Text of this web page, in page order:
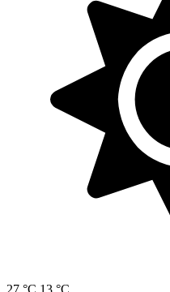
27 °C 13 °C